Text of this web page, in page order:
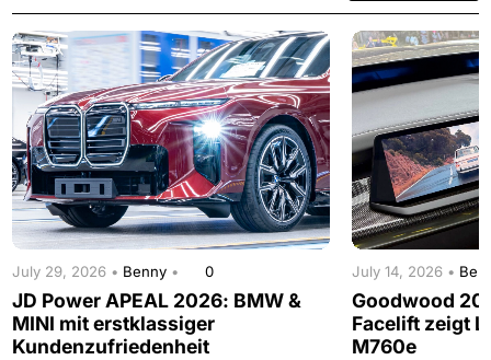
July 29, 2026 • Benny • 0
JD Power APEAL 2026: BMW &
MINI mit erstklassiger
Kundenzufriedenheit
July 14, 2026 •
Goodwood
Facelift zeigt
M760e